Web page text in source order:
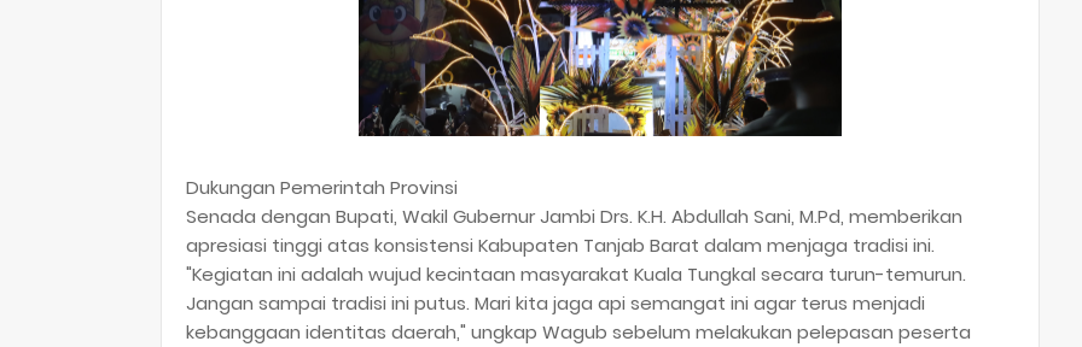
​Dukungan Pemerintah Provinsi
Senada dengan Bupati, Wakil Gubernur Jambi Drs. K.H. Abdullah Sani, M.Pd, memberikan
apresiasi tinggi atas konsistensi Kabupaten Tanjab Barat dalam menjaga tradisi ini.
"Kegiatan ini adalah wujud kecintaan masyarakat Kuala Tungkal secara turun-temurun.
Jangan sampai tradisi ini putus. Mari kita jaga api semangat ini agar terus menjadi
kebanggaan identitas daerah," ungkap Wagub sebelum melakukan pelepasan peserta